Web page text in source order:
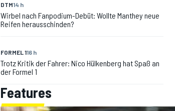
DTM14 h
Wirbel nach Fanpodium-Debüt: Wollte Manthey neue
Reifen herausschinden?
FORMEL 116 h
Trotz Kritik der Fahrer: Nico Hülkenberg hat Spaß an
der Formel 1
Features